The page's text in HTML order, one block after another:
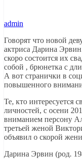
admin
Говорят что новой
актриса Дарина
скоро состоится их
собой , брюнетка с
А вот странички в
повышенного
Те, кто интересуется
личностей, с осени
вниманием персону
третьей женой
объявил о скорой
Дарина Эрвин (род.